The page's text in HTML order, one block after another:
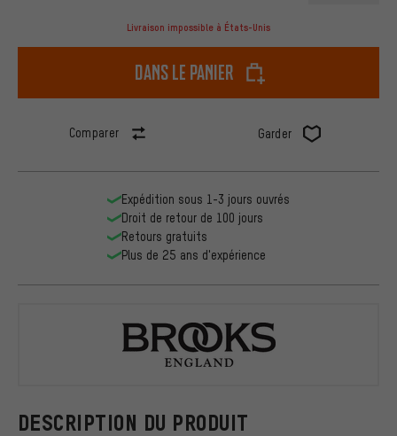
Livraison impossible à États-Unis
dans le panier
Comparer Garder
DESCRIPTION DU PRODUIT
Expédition sous 1-3 jours ouvrés
Droit de retour de 100 jours
Retours gratuits
Plus de 25 ans d'expérience